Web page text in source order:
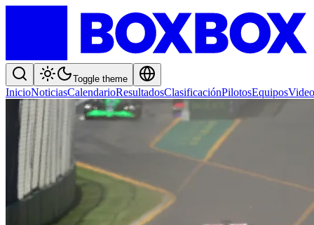
Toggle theme
InicioNoticiasCalendarioResultadosClasificaciónPilotosEquipos